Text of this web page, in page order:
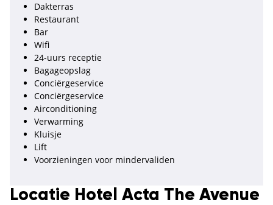
Dakterras
Restaurant
Bar
Wifi
24-uurs receptie
Bagageopslag
Conciërgeservice
Conciërgeservice
Airconditioning
Verwarming
Kluisje
Lift
Voorzieningen voor mindervaliden
Locatie Hotel Acta The Avenue